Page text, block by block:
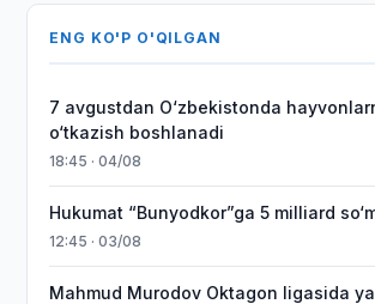
ENG KO'P O'QILGAN
7 avgustdan O‘zbekistonda
o‘tkazish boshlanadi
18:45 · 04/08
Hukumat “Bunyodkor”ga 5 milliard
12:45 · 03/08
Mahmud Murodov Oktagon ligasida